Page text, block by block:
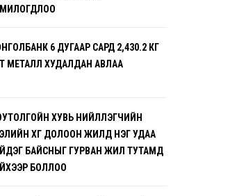
6 ДУГААР САРД 2,430.2 КГ
МЕТАЛЛ ХУДАЛДАН АВЛАА
ХУВЬ НИЙЛҮҮЛЭГЧИЙН
ХҮҮГ ДОЛООН ЖИЛД НЭГ УДАА
БАЙСНЫГ ГУРВАН ЖИЛ ТУТАМД
БОЛЛОО